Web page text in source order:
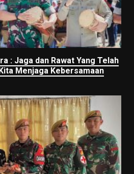
: Jaga dan Rawat Yang Telah
Menjaga Kebersamaan